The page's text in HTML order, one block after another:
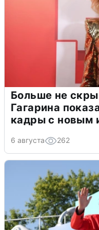
Больше не
Гагарина
кадры с новым
6 августа 262